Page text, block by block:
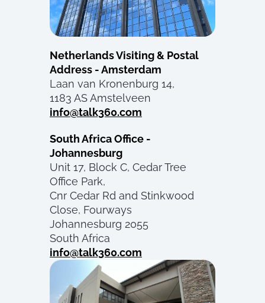
Netherlands Visiting & Postal
Address - Amsterdam
Laan van Kronenburg 14,
1183 AS Amstelveen
info@talk360.com
South Africa Office -
Johannesburg
Unit 17, Block C, Cedar Tree
Office Park,
Cnr Cedar Rd and Stinkwood
Close, Fourways
Johannesburg 2055
South Africa
info@talk360.com